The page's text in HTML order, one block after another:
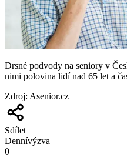
Drsné podvody na seniory v
nimi polovina lidí nad 65 let a
Zdroj: Asenior.cz
Sdílet
Dennívýzva
0